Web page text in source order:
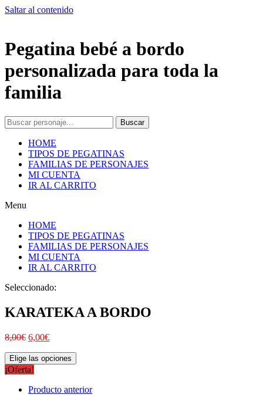
Saltar al contenido
Pegatina bebé a bordo
personalizada para toda la
familia
Buscar
HOME
TIPOS DE PEGATINAS
FAMILIAS DE PERSONAJES
MI CUENTA
IR AL CARRITO
Menu
HOME
TIPOS DE PEGATINAS
FAMILIAS DE PERSONAJES
MI CUENTA
IR AL CARRITO
Seleccionado:
KARATEKA A BORDO
8,00€ 6,00€
Elige las opciones
¡Oferta!
Producto anterior